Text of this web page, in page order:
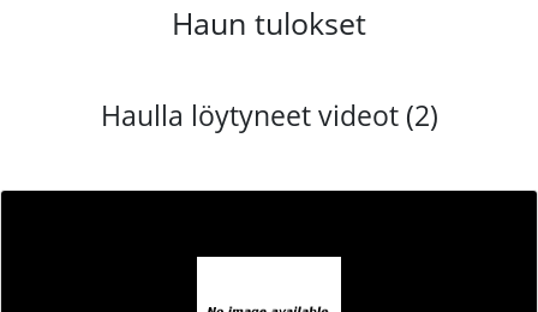
Haun tulokset
Haulla löytyneet videot (2)